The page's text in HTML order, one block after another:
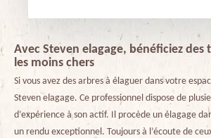
Avec Steven elagage, bénéficiez des
les moins chers
Si vous avez des arbres à élaguer dans votre
Steven elagage. Ce professionnel dispose de
d’expérience à son actif. Il procède un élagage
un rendu exceptionnel. Toujours à l’écoute de